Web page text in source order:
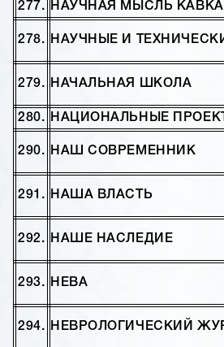
277. НАУЧНАЯ МЫСЛЬ
278. НАУЧНЫЕ И
279. НАЧАЛЬНАЯ ШКОЛА
280. НАЦИОНАЛЬНЫЕ
290. НАШ СОВРЕМЕННИК
291. НАША ВЛАСТЬ
292. НАШЕ НАСЛЕДИЕ
293. НЕВА
294. НЕВРОЛОГИЧЕСКИЙ